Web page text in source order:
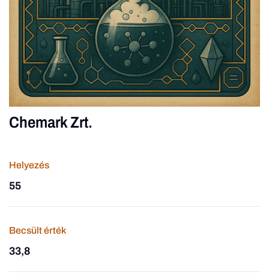
Chemark Zrt.
Helyezés
55
Becsült érték
33,8